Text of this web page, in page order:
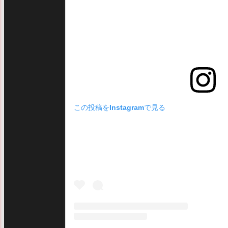
この投稿をInstagramで見る